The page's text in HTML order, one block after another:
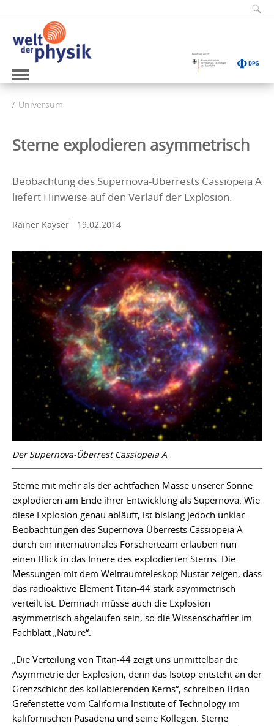
Universum
Sterne explodieren asymmetrisch
Beobachtung des Supernova-Überrests Cassiopeia A
liefert Hinweise auf den Verlauf der Explosion.
Rainer Kayser 19.02.2014
Der Supernova-Überrest Cassiopeia A
Sterne mit mehr als der achtfachen Masse unserer Sonne
explodieren am Ende ihrer Entwicklung als Supernova. Wie
diese Explosion genau abläuft, ist bislang jedoch unklar.
Beobachtungen des Supernova-Überrests Cassiopeia A
durch ein internationales Forscherteam erlauben nun
einen Blick in das Innere des explodierten Sterns. Die
Messungen mit dem Weltraumteleskop Nustar zeigen, dass
das radioaktive Element Titan-44 stark asymmetrisch
verteilt ist. Demnach müsse auch die Explosion
asymmetrisch abgelaufen sein, so die Wissenschaftler im
Fachblatt „Nature“.
„Die Verteilung von Titan-44 zeigt uns unmittelbar die
Asymmetrie der Explosion, denn das Isotop entsteht an der
Grenzschicht des kollabierenden Kerns“, schreiben Brian
Grefenstette vom California Institute of Technology im
kalifornischen Pasadena und seine Kollegen. Sterne